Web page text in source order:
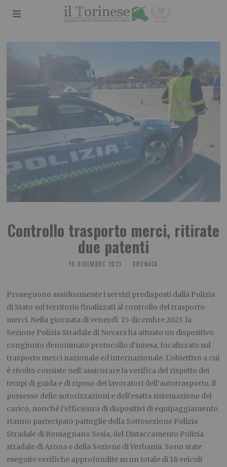
Controllo trasporto merci, ritirate
due patenti
19 DICEMBRE 2023 CRONACA
Proseguono assiduamente i servizi predisposti dalla Polizia
di Stato sul territorio finalizzati al controllo del trasporto
merci. Nella giornata di venerdì 15 dicembre 2023 la
Sezione Polizia Stradale di Novara ha attuato un dispositivo
congiunto denominato protocollo d’intesa, focalizzato sul
trasporto merci nazionale ed internazionale. L’obiettivo a cui
è rivolto consiste nell’assicurare la verifica del rispetto dei
tempi di guida e di riposo dei lavoratori dell’autotrasporto, il
possesso delle autorizzazioni e dell’esatta sistemazione del
carico, nonché l’efficienza di dispositivi di equipaggiamento.
Hanno partecipato pattuglie della Sottosezione Polizia
Stradale di Romagnano Sesia, del Distaccamento Polizia
stradale di Arona e della Sezione di Verbania. Sono state
eseguite verifiche approfondite su un totale di 18 veicoli